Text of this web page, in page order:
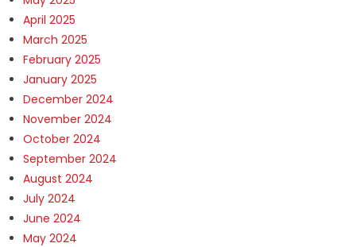
April 2025
March 2025
February 2025
January 2025
December 2024
November 2024
October 2024
September 2024
August 2024
July 2024
June 2024
May 2024